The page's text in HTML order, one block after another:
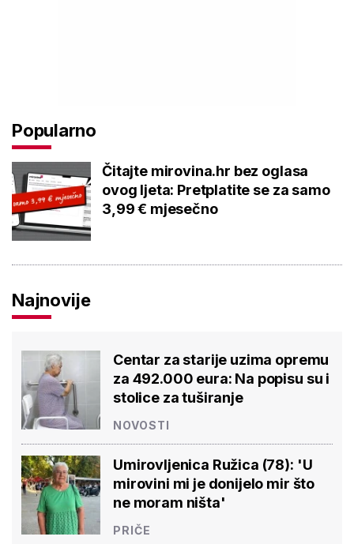
Popularno
Čitajte mirovina.hr bez oglasa
ovog ljeta: Pretplatite se za samo
3,99 € mjesečno
Najnovije
Centar za starije uzima opremu
za 492.000 eura: Na popisu su i
stolice za tuširanje
NOVOSTI
Umirovljenica Ružica (78): 'U
mirovini mi je donijelo mir što
ne moram ništa'
PRIČE